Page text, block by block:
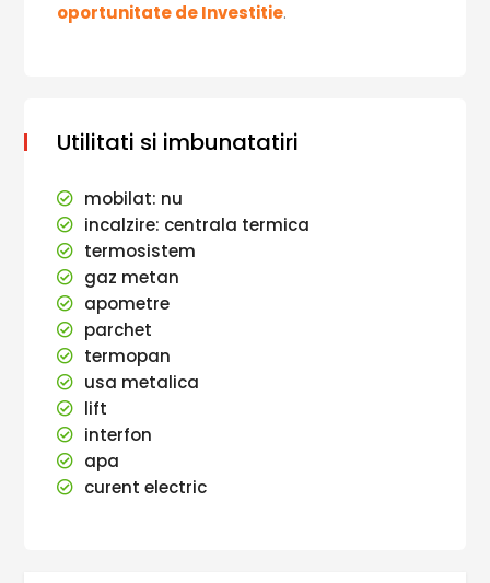
oportunitate de Investitie.
Utilitati si imbunatatiri
mobilat: nu
incalzire: centrala termica
termosistem
gaz metan
apometre
parchet
termopan
usa metalica
lift
interfon
apa
curent electric